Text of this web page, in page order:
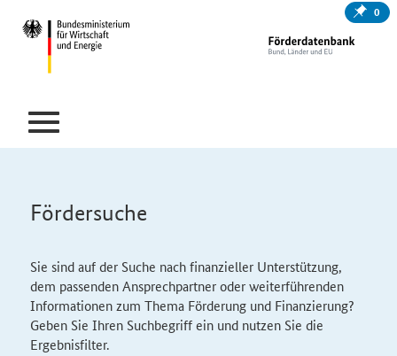
0
Fördersuche
Sie sind auf der Suche nach finanzieller Unterstützung,
dem passenden Ansprechpartner oder weiterführenden
Informationen zum Thema Förderung und Finanzierung?
Geben Sie Ihren Suchbegriff ein und nutzen Sie die
Ergebnisfilter.